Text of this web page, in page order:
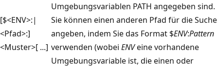
[$<ENV>:|
<Pfad>:]
<Muster>[ ...]
Umgebungsvariablen PATH angegeben sind.
Sie können einen anderen Pfad für die Suche
angeben, indem Sie das Format $ENV:Pattern
verwenden (wobei ENVeine vorhandene
Umgebungsvariable ist, die einen oder